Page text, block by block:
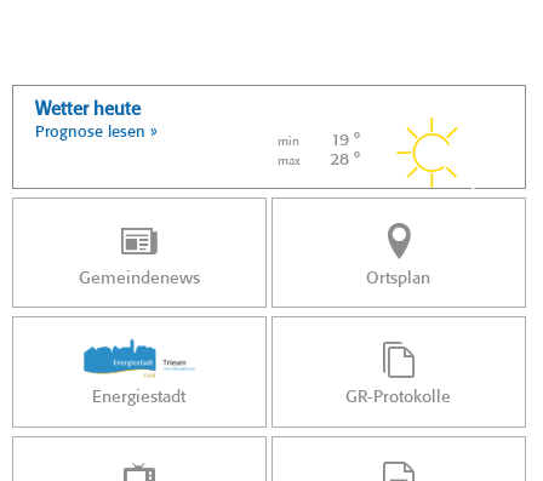
Wetter heute
Prognose lesen »
min 19 °
max 28 °
Gemeindenews Ortsplan
Energiestadt GR-Protokolle